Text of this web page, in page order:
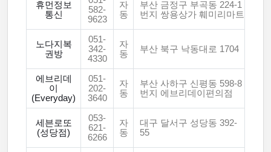
휴먼정보
통신
582-
9623
자
동
부산 금정구 부곡동 224-1
번지 쌍용상가 훼미리마트
노다지복
권방
051-
342-
4330
자
동
부산 북구 낙동대로 1704
에브리데
이
(Everyday)
051-
202-
3640
자
동
부산 사하구 신평동 598-8
번지 에브리데이편의점
세븐로또
(성당점)
053-
621-
6266
자
동
대구 달서구 성당동 392-
55